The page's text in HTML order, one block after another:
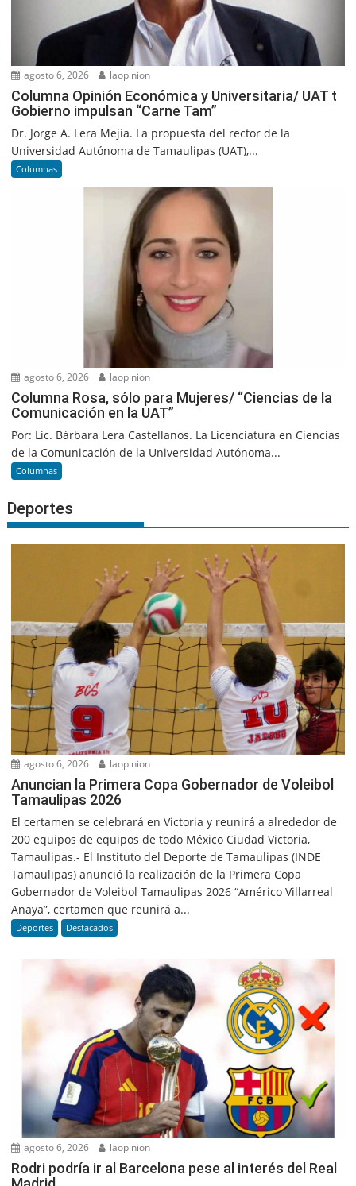
agosto 6, 2026 laopinion
Columna Opinión Económica y Universitaria/ UAT t
Gobierno impulsan “Carne Tam”
Dr. Jorge A. Lera Mejía. La propuesta del rector de la
Universidad Autónoma de Tamaulipas (UAT),...
Columnas
agosto 6, 2026 laopinion
Columna Rosa, sólo para Mujeres/ “Ciencias de la
Comunicación en la UAT”
Por: Lic. Bárbara Lera Castellanos. La Licenciatura en Ciencias
de la Comunicación de la Universidad Autónoma...
Columnas
Deportes
agosto 6, 2026 laopinion
Anuncian la Primera Copa Gobernador de Voleibol
Tamaulipas 2026
El certamen se celebrará en Victoria y reunirá a alrededor de
200 equipos de equipos de todo México Ciudad Victoria,
Tamaulipas.- El Instituto del Deporte de Tamaulipas (INDE
Tamaulipas) anunció la realización de la Primera Copa
Gobernador de Voleibol Tamaulipas 2026 “Américo Villarreal
Anaya”, certamen que reunirá a...
Deportes Destacados
agosto 6, 2026 laopinion
Rodri podría ir al Barcelona pese al interés del Real